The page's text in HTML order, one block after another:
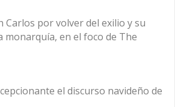
Carlos por volver del exilio y su
monarquía, en el foco de The
el discurso navideño de